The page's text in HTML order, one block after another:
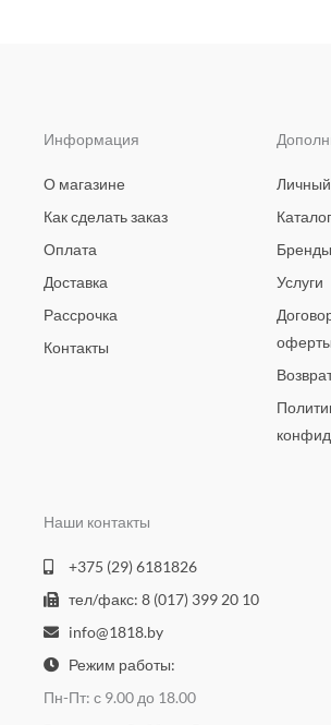
Информация
О магазине
Как сделать заказ
Оплата
Доставка
Рассрочка
Контакты
Каталог
Бренды
Услуги
оферты
Наши контакты
+375 (29) 6181826
тел/факс: 8 (017) 399 20 10
info@1818.by
Режим работы:
Пн-Пт: с 9.00 до 18.00